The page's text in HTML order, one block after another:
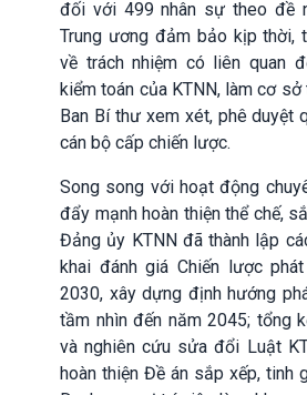
đối với 499 nhân sự theo đề
Trung ương đảm bảo kịp thời,
về trách nhiệm có liên quan
kiểm toán của KTNN, làm cơ
Ban Bí thư xem xét, phê duyệt
cán bộ cấp chiến lược.
Song song với hoạt động
đẩy mạnh hoàn thiện thể chế,
Đảng ủy KTNN đã thành lập
khai đánh giá Chiến lược
2030, xây dựng định hướng
tầm nhìn đến năm 2045; tổng
và nghiên cứu sửa đổi Luật
hoàn thiện Đề án sắp xếp, tinh